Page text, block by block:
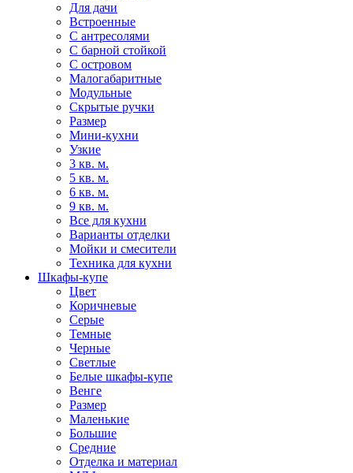
Для дачи
Встроенные
С антресолями
С барной стойкой
С островом
Малогабаритные
Модульные
Скрытые ручки
Размер
Мини-кухни
Узкие
3 кв. м.
5 кв. м.
6 кв. м.
9 кв. м.
Все для кухни
Варианты отделки
Мойки и смесители
Техника для кухни
Шкафы-купе
Цвет
Коричневые
Серые
Темные
Черные
Светлые
Белые шкафы-купе
Венге
Размер
Маленькие
Большие
Средние
Отделка и материал